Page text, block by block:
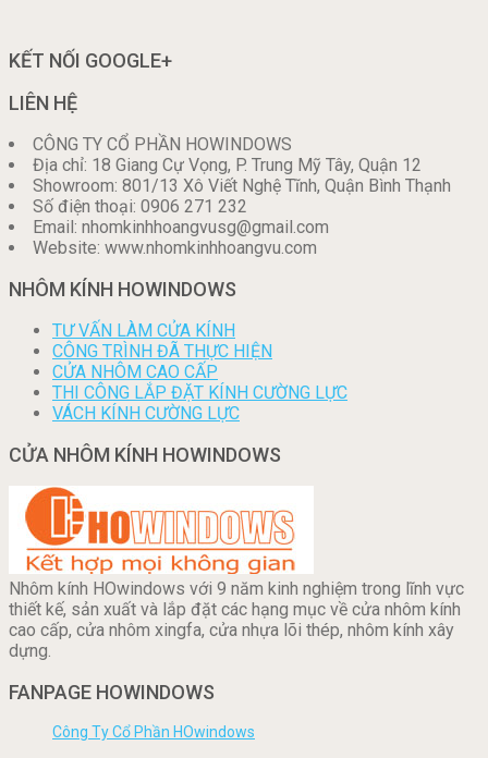
KẾT NỐI GOOGLE+
LIÊN HỆ
CÔNG TY CỔ PHẦN HOWINDOWS
Địa chỉ: 18 Giang Cự Vọng, P. Trung Mỹ Tây, Quận 12
Showroom: 801/13 Xô Viết Nghệ Tĩnh, Quận Bình Thạnh
Số điện thoại: 0906 271 232
Email: nhomkinhhoangvusg@gmail.com
Website: www.nhomkinhhoangvu.com
NHÔM KÍNH HOWINDOWS
TƯ VẤN LÀM CỬA KÍNH
CÔNG TRÌNH ĐÃ THỰC HIỆN
CỬA NHÔM CAO CẤP
THI CÔNG LẮP ĐẶT KÍNH CƯỜNG LỰC
VÁCH KÍNH CƯỜNG LỰC
CỬA NHÔM KÍNH HOWINDOWS
Nhôm kính HOwindows với 9 năm kinh nghiệm trong lĩnh vực
thiết kế, sản xuất và lắp đặt các hạng mục về cửa nhôm kính
cao cấp, cửa nhôm xingfa, cửa nhựa lõi thép, nhôm kính xây
dựng.
FANPAGE HOWINDOWS
Công Ty Cổ Phần HOwindows